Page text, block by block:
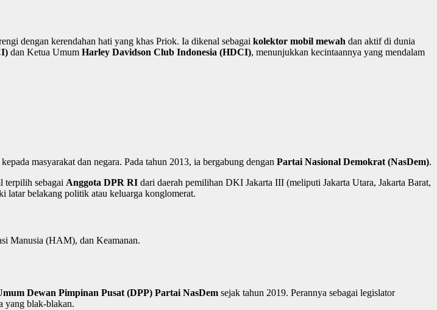
dengan kerendahan hati yang khas Priok. Ia dikenal sebagai kolektor mobil mewah dan aktif di dunia
dan Ketua Umum Harley Davidson Club Indonesia (HDCI), menunjukkan kecintaannya yang mendalam
masyarakat dan negara. Pada tahun 2013, ia bergabung dengan Partai Nasional Demokrat (NasDem).
terpilih sebagai Anggota DPR RI dari daerah pemilihan DKI Jakarta III (meliputi Jakarta Utara, Jakarta Barat,
latar belakang politik atau keluarga konglomerat.
Manusia (HAM), dan Keamanan.
Dewan Pimpinan Pusat (DPP) Partai NasDem sejak tahun 2019. Perannya sebagai legislator
yang blak-blakan.